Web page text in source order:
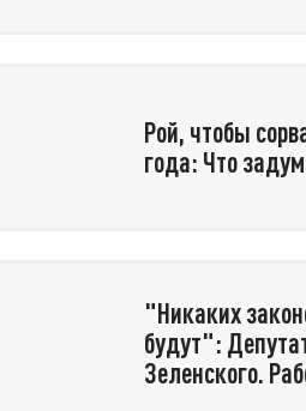
Рой, чтобы
года: Что
"Никаких
будут":
Зеленского.